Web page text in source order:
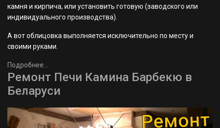
камня и кирпича, или установить готовую (заводского или
индивидуального производства).
А вот облицовка выполняется исключительно по месту и
своими руками.
Подробнее...
Ремонт Печи Камина Барбекю в
Беларуси